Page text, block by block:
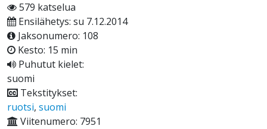
579 katselua
Ensilähetys: su 7.12.2014
Jaksonumero: 108
Kesto: 15 min
Puhutut kielet:
suomi
Tekstitykset:
ruotsi, suomi
Viitenumero: 7951